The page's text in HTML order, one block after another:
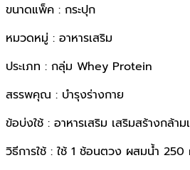
ขนาดแพ็ค : กระปุก
หมวดหมู่ : อาหารเสริม
ประเภท : กลุ่ม Whey Protein
สรรพคุณ : บำรุงร่างกาย
ข้อบ่งใช้ : อาหารเสริม เสริมสร้างกล้
วิธีการใช้ : ใช้ 1 ช้อนตวง ผสมน้ำ 250